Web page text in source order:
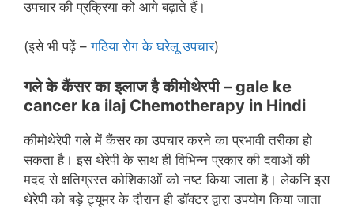
उपचार की प्रक्रिया को आगे बढ़ाते हैं।
(इसे भी पढ़ें –गठिया रोग के घरेलू उपचार)
गले के कैंसर का इलाज है कीमोथेरपी – gale ke
cancer ka ilaj Chemotherapy in Hindi
कीमोथेरेपी गले में कैंसर का उपचार करने का प्रभावी तरीका हो
सकता है। इस थेरेपी के साथ ही विभिन्‍न प्रकार की दवाओं की
मदद से क्षतिग्रस्‍त कोशिकाओं को नष्‍ट किया जाता है। लेकनि इस
थेरेपी को बड़े ट्यूमर के दौरान ही डॉक्‍टर द्वारा उपयोग किया जाता